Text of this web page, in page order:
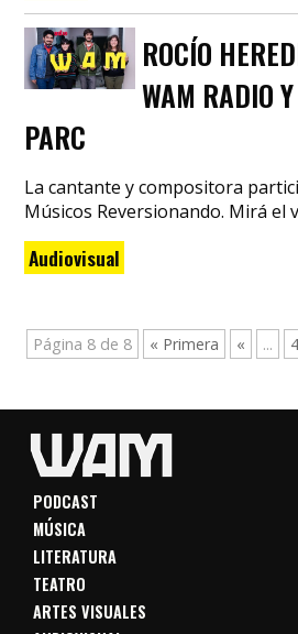
ROCÍO
WAM RADIO
PARC
La cantante y compositora
Músicos Reversionando. Mirá el
Audiovisual
Página 8 de 8 « Primera « ...
PODCAST
MÚSICA
LITERATURA
TEATRO
ARTES VISUALES